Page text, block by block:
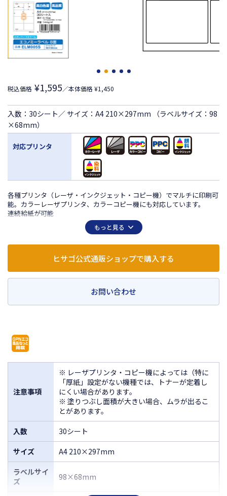
税込価格 ¥1,595／本体価格 ¥1,450
入数：30シート／ サイズ：A4 210×297mm （ラベルサイズ：98
×68mm）
対応プリンタ
各種プリンタ（レーザ・インクジェット・コピー機）でマルチに印刷可
能。カラーレーザプリンタ、カラーコピー機にも対応しています。
連続給紙が可能
物流・配送用のラベルや、宛名ラベルに便利なサイズです。
剥離紙（台紙）は樹脂ラミネート加工をしていませんので、そのまま雑
もっと見る
ヒサゴ公式通販ショップで購入する
お問い合わせ
注意事項
※ レーザプリンタ・コピー機によっては（特に
「厚紙」設定がない機種では、トナーが定着し
にくい場合があります。
※ 塗りつぶし面積が大きい場合、ムラが出るこ
とがあります。
入数
30シート
サイズ
A4 210×297mm
ラベルサイ
ズ
98×68mm